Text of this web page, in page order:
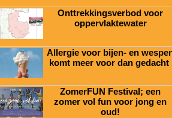
Onttrekkingsverbod voor
oppervlaktewater
Allergie voor bijen- en
komt meer voor dan gedacht
ZomerFUN Festival; een
zomer vol fun voor jong en
oud!